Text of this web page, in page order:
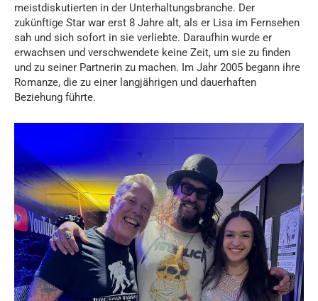
meistdiskutierten in der Unterhaltungsbranche. Der
zukünftige Star war erst 8 Jahre alt, als er Lisa im Fernsehen
sah und sich sofort in sie verliebte. Daraufhin wurde er
erwachsen und verschwendete keine Zeit, um sie zu finden
und zu seiner Partnerin zu machen. Im Jahr 2005 begann ihre
Romanze, die zu einer langjährigen und dauerhaften
Beziehung führte.